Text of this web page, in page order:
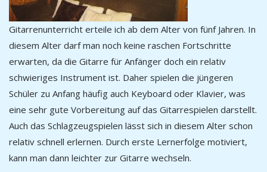
Gitarrenunterricht erteile ich ab dem Alter von fünf Jahren. In
diesem Alter darf man noch keine raschen Fortschritte
erwarten, da die Gitarre für Anfänger doch ein relativ
schwieriges Instrument ist. Daher spielen die jüngeren
Schüler zu Anfang häufig auch Keyboard oder Klavier, was
eine sehr gute Vorbereitung auf das Gitarrespielen darstellt.
Auch das Schlagzeugspielen lässt sich in diesem Alter schon
relativ schnell erlernen. Durch erste Lernerfolge motiviert,
kann man dann leichter zur Gitarre wechseln.